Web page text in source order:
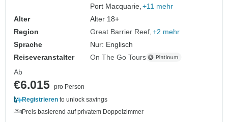
Port Macquarie, +11 mehr
Alter
Alter 18+
Region
Great Barrier Reef +2 mehr
Sprache
Nur: Englisch
Reiseveranstalter
On The Go Tours
Ab
€6.015 pro Person
Registrieren to unlock savings
Preis basierend auf privatem Doppelzimmer